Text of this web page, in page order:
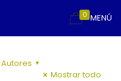
MENÚ
0
Autores
Mostrar todo